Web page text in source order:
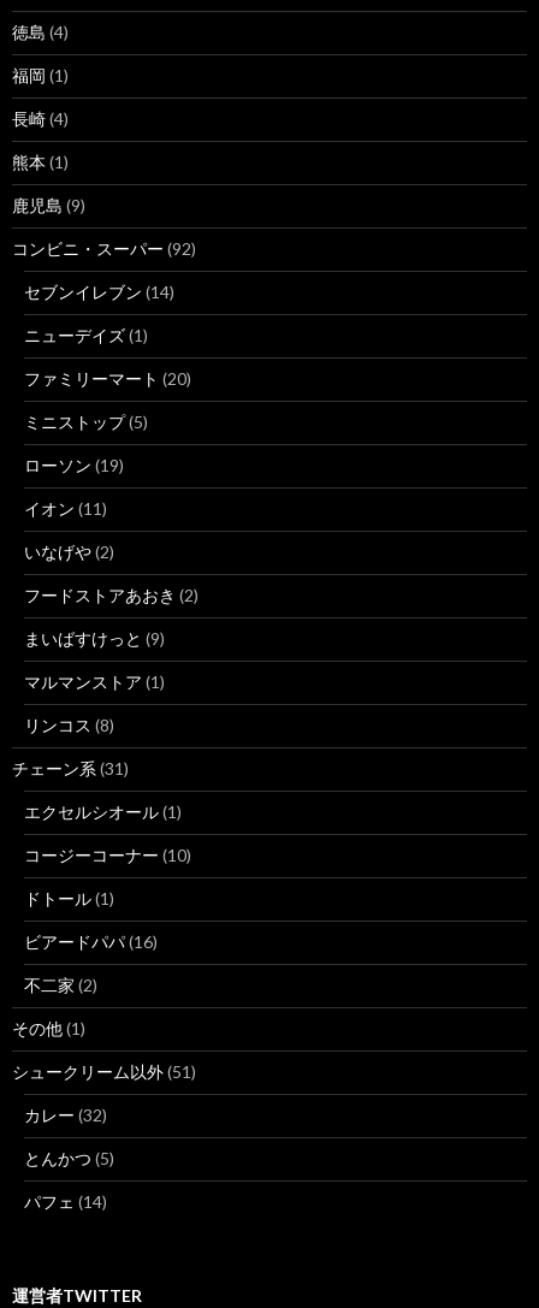
徳島 (4)
福岡 (1)
長崎(4)
熊本 (1)
鹿児島 (9)
コンビニ・スーパー (92)
セブンイレブン (14)
ニューデイズ(1)
ファミリーマート (20)
ミニストップ(5)
ローソン (19)
イオン (11)
いなげや(2)
フードストアあおき (2)
まいばすけっと (9)
マルマンストア (1)
リンコス (8)
チェーン系 (31)
エクセルシオール(1)
コージーコーナー (10)
ドトール(1)
ビアードパパ(16)
不二家 (2)
その他(1)
シュークリーム以外(51)
カレー (32)
とんかつ (5)
パフェ (14)
運営者TWITTER